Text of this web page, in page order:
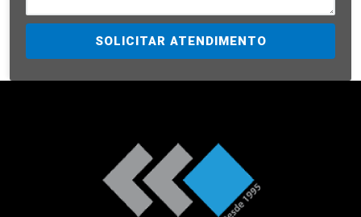
SOLICITAR ATENDIMENTO